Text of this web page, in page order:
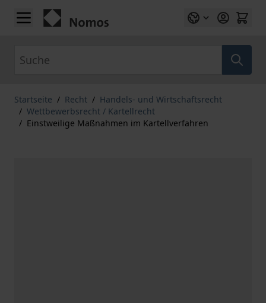
Zum Inhalt springen
Startseite / Recht / Handels- und Wirtschaftsrecht
/ Wettbewerbsrecht / Kartellrecht
/ Einstweilige Maßnahmen im Kartellverfahren